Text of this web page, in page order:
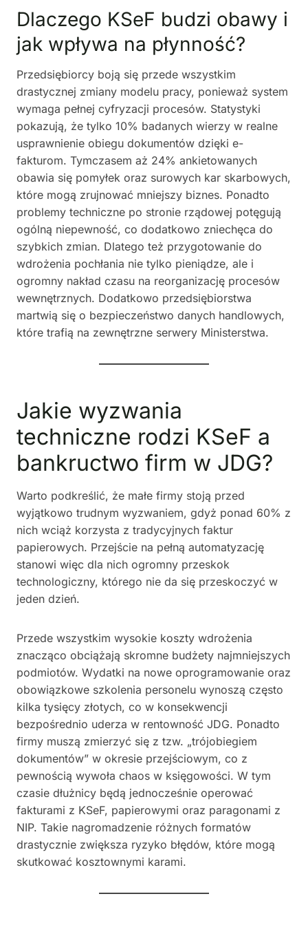
Dlaczego KSeF budzi obawy i
jak wpływa na płynność?
Przedsiębiorcy boją się przede wszystkim
drastycznej zmiany modelu pracy, ponieważ system
wymaga pełnej cyfryzacji procesów. Statystyki
pokazują, że tylko 10% badanych wierzy w realne
usprawnienie obiegu dokumentów dzięki e-
fakturom. Tymczasem aż 24% ankietowanych
obawia się pomyłek oraz surowych kar skarbowych,
które mogą zrujnować mniejszy biznes. Ponadto
problemy techniczne po stronie rządowej potęgują
ogólną niepewność, co dodatkowo zniechęca do
szybkich zmian. Dlatego też przygotowanie do
wdrożenia pochłania nie tylko pieniądze, ale i
ogromny nakład czasu na reorganizację procesów
wewnętrznych. Dodatkowo przedsiębiorstwa
martwią się o bezpieczeństwo danych handlowych,
które trafią na zewnętrzne serwery Ministerstwa.
Jakie wyzwania
techniczne rodzi KSeF a
bankructwo firm w JDG?
Warto podkreślić, że małe firmy stoją przed
wyjątkowo trudnym wyzwaniem, gdyż ponad 60% z
nich wciąż korzysta z tradycyjnych faktur
papierowych. Przejście na pełną automatyzację
stanowi więc dla nich ogromny przeskok
technologiczny, którego nie da się przeskoczyć w
jeden dzień.
Przede wszystkim wysokie koszty wdrożenia
znacząco obciążają skromne budżety najmniejszych
podmiotów. Wydatki na nowe oprogramowanie oraz
obowiązkowe szkolenia personelu wynoszą często
kilka tysięcy złotych, co w konsekwencji
bezpośrednio uderza w rentowność JDG. Ponadto
firmy muszą zmierzyć się z tzw. „trójobiegiem
dokumentów” w okresie przejściowym, co z
pewnością wywoła chaos w księgowości. W tym
czasie dłużnicy będą jednocześnie operować
fakturami z KSeF, papierowymi oraz paragonami z
NIP. Takie nagromadzenie różnych formatów
drastycznie zwiększa ryzyko błędów, które mogą
skutkować kosztownymi karami.